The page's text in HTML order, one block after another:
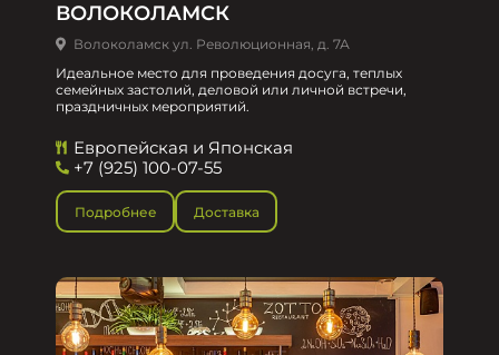
ВОЛОКОЛАМСК
Волоколамск ул. Революционная, д. 7А
Идеальное место для проведения досуга, теплых
семейных застолий, деловой или личной встречи,
праздничных мероприятий.
Европейская и Японская
+7 (925) 100-07-55
Подробнее Доставка